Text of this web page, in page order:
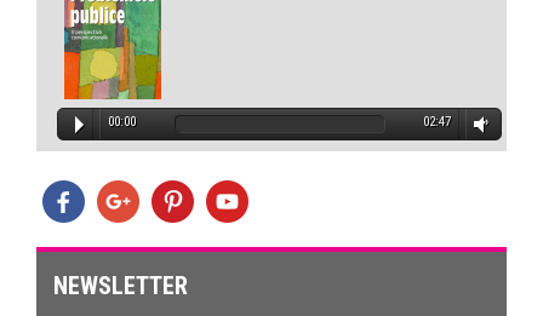
00:00 02:47
NEWSLETTER